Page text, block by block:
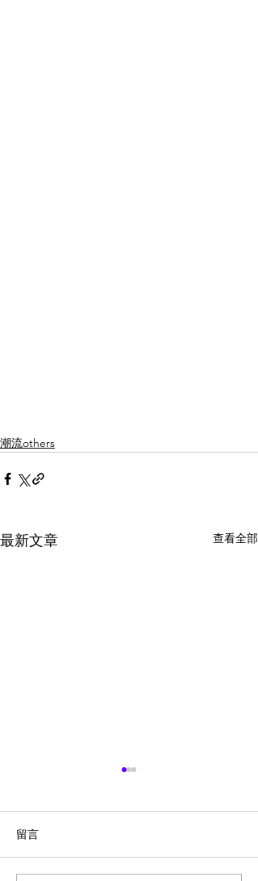
潮流others
最新文章 查看全部
留言